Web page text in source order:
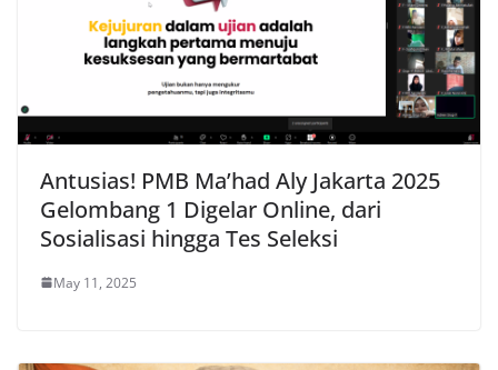
Antusias! PMB Ma’had Aly Jakarta 2025
Gelombang 1 Digelar Online, dari
Sosialisasi hingga Tes Seleksi
May 11, 2025